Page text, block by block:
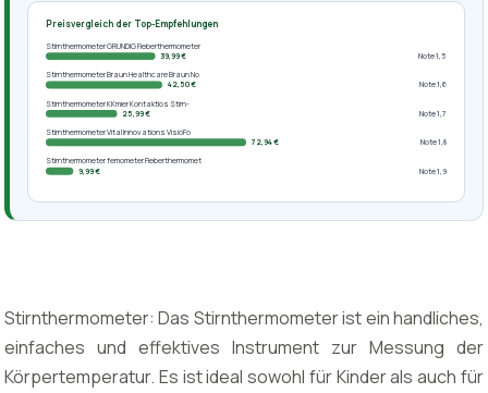
Preisvergleich der Top-Empfehlungen
Stirnthermometer GRUNDIG Fieberthermometer
39,99 €
Note 1,5
Stirnthermometer Braun Healthcare Braun No
42,50 €
Note 1,6
Stirnthermometer KKmier Kontaktlos Stirn-
25,99 €
Note 1,7
Stirnthermometer Vital Innovations VisioFo
72,94 €
Note 1,8
Stirnthermometer femometer Fieberthermomet
9,99 €
Note 1,9
Stirnthermometer: Das Stirnthermometer ist ein handliches,
einfaches und effektives Instrument zur Messung der
Körpertemperatur. Es ist ideal sowohl für Kinder als auch für